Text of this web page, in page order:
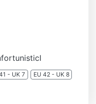
- UK 7
EU 42 - UK 8